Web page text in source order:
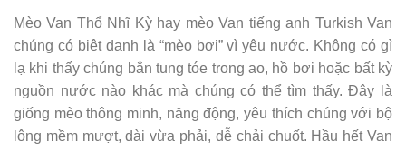
Mèo Van Thổ Nhĩ Kỳ hay mèo Van tiếng anh Turkish Van
chúng có biệt danh là “mèo bơi” vì yêu nước. Không có gì
lạ khi thấy chúng bắn tung tóe trong ao, hồ bơi hoặc bất kỳ
nguồn nước nào khác mà chúng có thể tìm thấy. Đây là
giống mèo thông minh, năng động, yêu thích chúng với bộ
lông mềm mượt, dài vừa phải, dễ chải chuốt. Hầu hết Van